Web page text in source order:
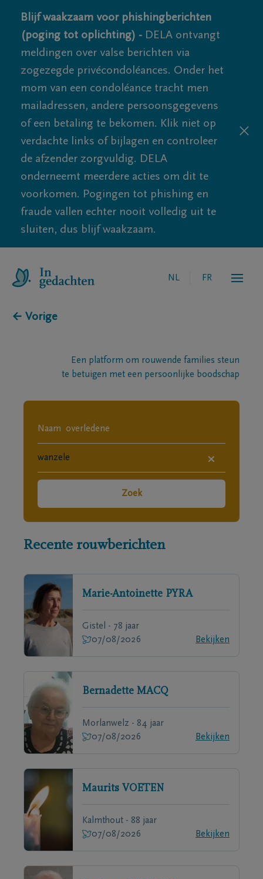
Blijf waakzaam voor phishingberichten
(poging tot oplichting) - DELA ontvangt
meldingen over valse berichten via
zogezegde privécondoléances. Onder het
mom van een condoléance tracht men
mailadressen, andere persoonsgegevens
of een betaling te bekomen. Klik niet op
verdachte links of bijlagen en controleer
de afzender zorgvuldig. DELA
onderneemt meerdere acties om dit te
voorkomen. Pogingen tot phishing en
fraude vallen echter nooit volledig uit te
sluiten, dus blijf waakzaam.
NL FR
← Vorige
Een platform om rouwende families steun
te betuigen met een persoonlijke boodschap
×
Zoek
Recente rouwberichten
Marie-Antoinette PYRA
Gistel - 78 jaar
07/08/2026
Bekijken
Bernadette MACQ
Morlanwelz - 84 jaar
07/08/2026
Bekijken
Maurits VOETEN
Kalmthout - 88 jaar
07/08/2026
Bekijken